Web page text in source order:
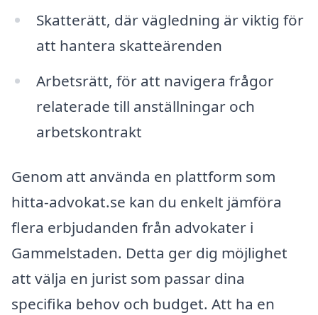
Skatterätt, där vägledning är viktig för
att hantera skatteärenden
Arbetsrätt, för att navigera frågor
relaterade till anställningar och
arbetskontrakt
Genom att använda en plattform som
hitta-advokat.se kan du enkelt jämföra
flera erbjudanden från advokater i
Gammelstaden. Detta ger dig möjlighet
att välja en jurist som passar dina
specifika behov och budget. Att ha en